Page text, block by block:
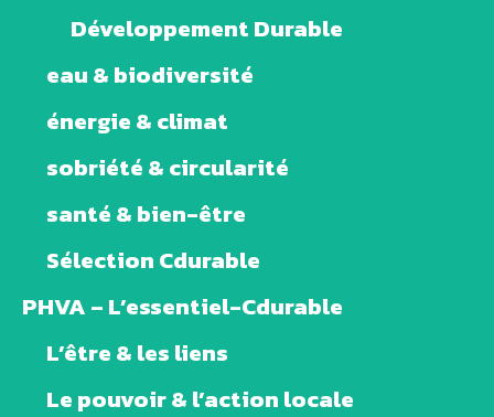
Développement Durable
eau & biodiversité
énergie & climat
sobriété & circularité
santé & bien-être
Sélection Cdurable
PHVA – L’essentiel-Cdurable
L’être & les liens
Le pouvoir & l’action locale